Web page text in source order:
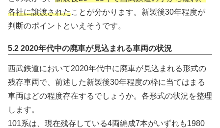
各社に譲渡されたことが分かります。新製後30年程度が
判断のポイントといえそうです。
5.2 2020年代中の廃車が見込まれる車両の状況
西武鉄道において2020年代中に廃車が見込まれる形式の
残存車両で、前述した新製後30年程度の枠に当てはまる
車両はどの程度存在するでしょうか。各形式の状況を整理
します。
101系は、現在残存している4両編成7本がいずれも1980